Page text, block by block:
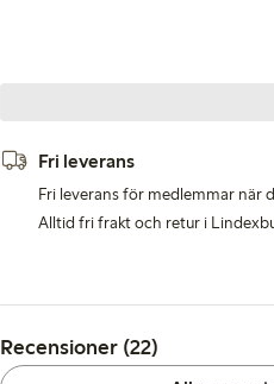
Fri leverans
Fri leverans för medlemmar när
Alltid fri frakt och retur i
Recensioner (22)